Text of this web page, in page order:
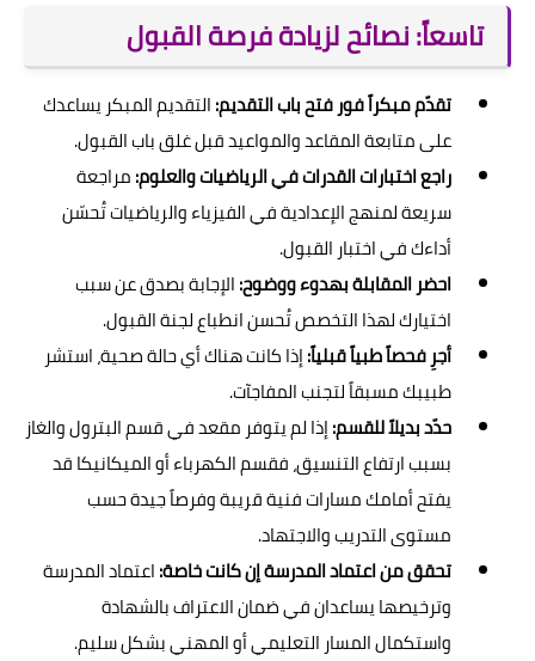
تاسعاً: نصائح لزيادة فرصة القبول
تقدّم مبكراً فور فتح باب التقديم:التقديم المبكر يساعدك
على متابعة المقاعد والمواعيد قبل غلق باب القبول.
راجع اختبارات القدرات في الرياضيات والعلوم:مراجعة
سريعة لمنهج الإعدادية في الفيزياء والرياضيات تُحسّن
أداءك في اختبار القبول.
احضر المقابلة بهدوء ووضوح:الإجابة بصدق عن سبب
اختيارك لهذا التخصص تُحسن انطباع لجنة القبول.
أجرِ فحصاً طبياً قبلياً:إذا كانت هناك أي حالة صحية، استشر
طبيبك مسبقاً لتجنب المفاجآت.
حدّد بديلاً للقسم:إذا لم يتوفر مقعد في قسم البترول والغاز
بسبب ارتفاع التنسيق، فقسم الكهرباء أو الميكانيكا قد
يفتح أمامك مسارات فنية قريبة وفرصاً جيدة حسب
مستوى التدريب والاجتهاد.
تحقق من اعتماد المدرسة إن كانت خاصة:اعتماد المدرسة
وترخيصها يساعدان في ضمان الاعتراف بالشهادة
واستكمال المسار التعليمي أو المهني بشكل سليم.